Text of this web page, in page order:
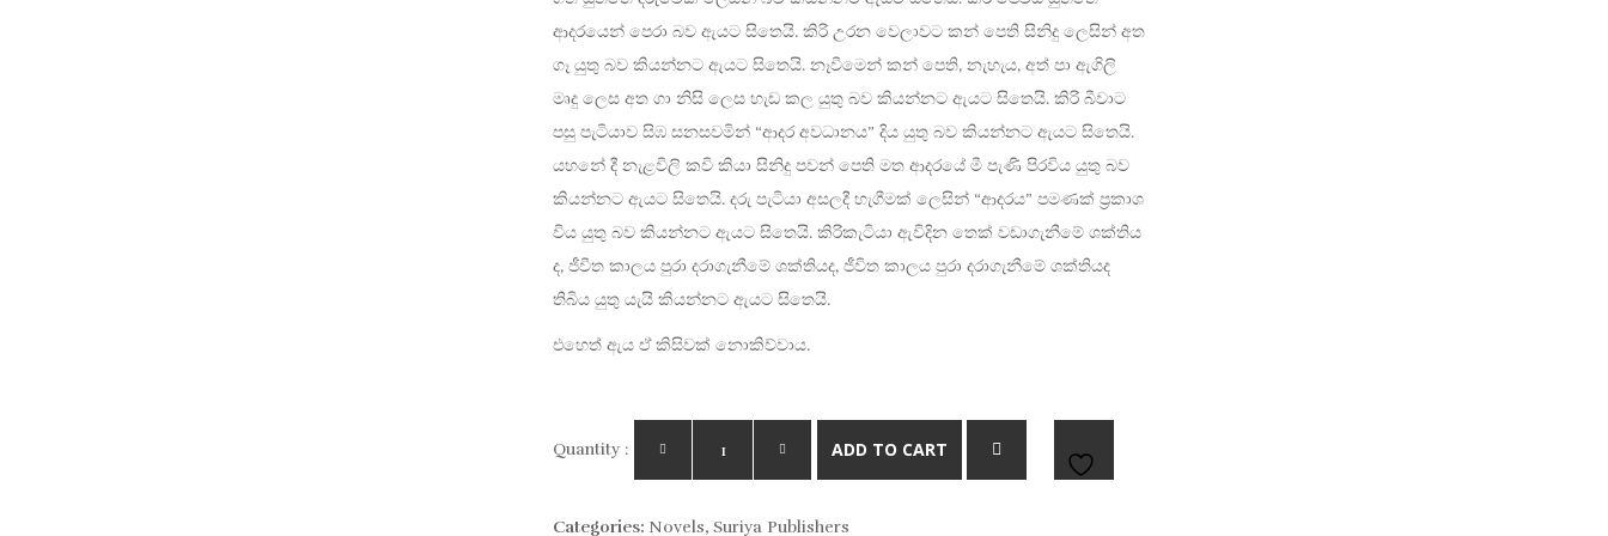
was:
Rs. 1,600.
is:
Rs. 1,440.
ආදරයෙන් පෙරා බව ඇයට සිතෙයි. කිරි උරන වෙලාවට කන් පෙති සිනිදු ලෙසින් අත
ගෑ යුතු බව කියන්නට ඇයට සිතෙයි. නෑවීමෙන් කන් පෙති, නැහැය, අත් පා ඇගිලි
මෘදු ලෙස අත ගා නිසි ලෙස හැඩ කල යුතු බව කියන්නට ඇයට සිතෙයි. කිරි බීවාට
පසු පැටියාව සිඹ සනසවමින් “ආදර අවධානය” දිය යුතු බව කියන්නට ඇයට සිතෙයි.
යහනේ දී නැළවිලි කවි කියා සිනිදු පවන් පෙති මත ආදරයේ මී පැණි පිරවිය යුතු බව
කියන්නට ඇයට සිතෙයි. දරු පැටියා අසලදී හැගීමක් ලෙසින් “ආදරය” පමණක් ප්‍රකාශ
විය යුතු බව කියන්නට ඇයට සිතෙයි. කිරිකැටියා ඇවිදින තෙක් වඩාගැනීමේ ශක්තිය
ද, ජීවීත කාලය පුරා දරාගැනීමේ ශක්තියද, ජීවිත කාලය පුරා දරාගැනීමේ ශක්තියද
තිබිය යුතු යැයි කියන්නට ඇයට සිතෙයි.
එහෙත් ඇය ඒ කිසිවක් නොකිව්වාය.
Quantity : ADD TO CART
Categories: Novels, Suriya Publishers